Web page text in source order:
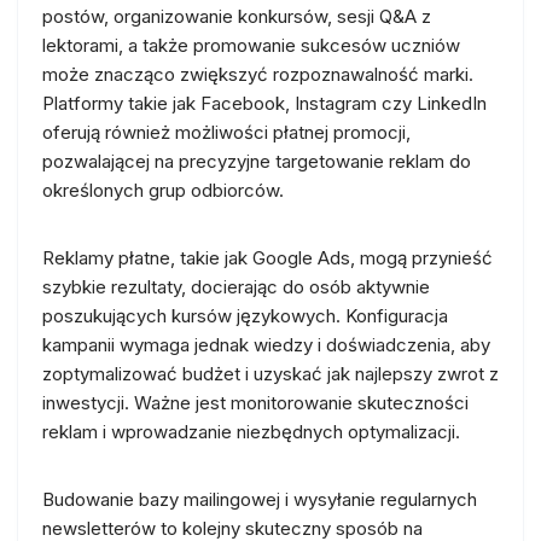
postów, organizowanie konkursów, sesji Q&A z
lektorami, a także promowanie sukcesów uczniów
może znacząco zwiększyć rozpoznawalność marki.
Platformy takie jak Facebook, Instagram czy LinkedIn
oferują również możliwości płatnej promocji,
pozwalającej na precyzyjne targetowanie reklam do
określonych grup odbiorców.
Reklamy płatne, takie jak Google Ads, mogą przynieść
szybkie rezultaty, docierając do osób aktywnie
poszukujących kursów językowych. Konfiguracja
kampanii wymaga jednak wiedzy i doświadczenia, aby
zoptymalizować budżet i uzyskać jak najlepszy zwrot z
inwestycji. Ważne jest monitorowanie skuteczności
reklam i wprowadzanie niezbędnych optymalizacji.
Budowanie bazy mailingowej i wysyłanie regularnych
newsletterów to kolejny skuteczny sposób na